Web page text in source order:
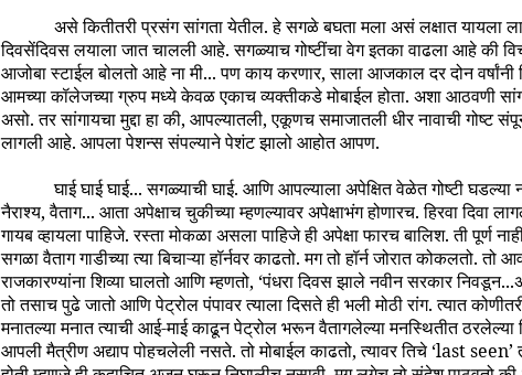
असे कितीतरी प्रसंग सांगता येतील. हे सगळे बघता मला असं लक्षात यायला
दिवसेंदिवस लयाला जात चालली आहे. सगळ्याच गोष्टींचा वेग इतका वाढला आहे की
आजोबा स्टाईल बोलतो आहे ना मी... पण काय करणार, साला आजकाल दर दोन वर्षांनी
आमच्या कॉलेजच्या ग्रुप मध्ये केवळ एकाच व्यक्तीकडे मोबाईल होता. अशा आठवणी
असो. तर सांगायचा मुद्दा हा की, आपल्यातली, एकूणच समाजातली धीर नावाची गोष्ट
लागली आहे. आपला पेशन्स संपल्याने पेशंट झालो आहोत आपण.
घाई घाई घाई... सगळ्याची घाई. आणि आपल्याला अपेक्षित वेळेत गोष्टी
नैराश्य, वैताग... आता अपेक्षाच चुकीच्या म्हणल्यावर अपेक्षाभंग होणारच. हिरवा दिवा
गायब व्हायला पाहिजे. रस्ता मोकळा असला पाहिजे ही अपेक्षा फारच बालिश. ती पूर्ण
सगळा वैताग गाडीच्या त्या बिचाऱ्या हॉर्नवर काढतो. मग तो हॉर्न जोरात कोकलतो.
राजकारण्यांना शिव्या घालतो आणि म्हणतो, ‘पंधरा दिवस झाले नवीन सरकार
तो तसाच पुढे जातो आणि पेट्रोल पंपावर त्याला दिसते ही भली मोठी रांग. त्यात
मनातल्या मनात त्याची आई-माई काढून पेट्रोल भरून वैतागलेल्या मनस्थितीत ठरलेल्या
आपली मैत्रीण अद्याप पोहचलेली नसते. तो मोबाईल काढतो, त्यावर तिचे ‘last seen’